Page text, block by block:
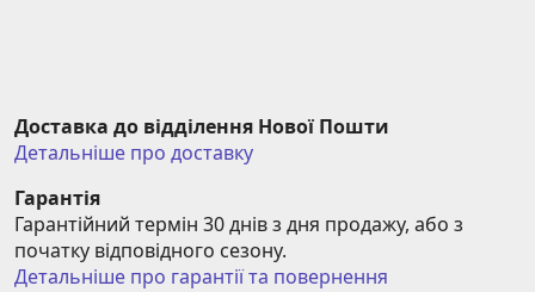
Доставка до відділення Нової Пошти
Детальніше про доставку
Гарантія
Гарантійний термін 30 днів з дня продажу, або з
початку відповідного сезону.
Детальніше про гарантії та повернення